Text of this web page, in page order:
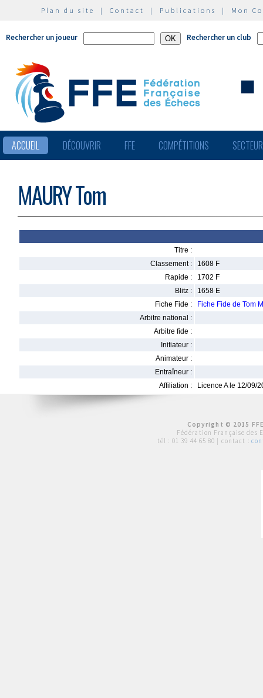
Plan du site | Contact | Publications | Mon
Rechercher un joueur Rechercher un club
ACCUEIL DÉCOUVRIR FFE COMPÉTITIONS
MAURY Tom
Titre :
Classement :
1608 F
Rapide :
1702 F
Blitz :
1658 E
Fiche Fide :
Fiche Fide de Tom
Arbitre national :
Arbitre fide :
Initiateur :
Animateur :
Entraîneur :
Affiliation :
Licence A le 12/09/
Copyright © 2015
Fédération Française des
tél : 01 39 44 65 80 | contact :